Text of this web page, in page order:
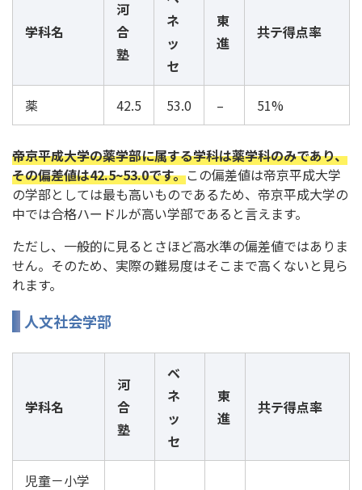
学科名
河
合
塾
ネ
ッ
セ
東
進
共テ得点率
薬 42.5 53.0 – 51%
帝京平成大学の薬学部に属する学科は薬学科のみであり、
その偏差値は42.5~53.0です。この偏差値は帝京平成大学
の学部としては最も高いものであるため、帝京平成大学の
中では合格ハードルが高い学部であると言えます。
ただし、一般的に見るとさほど高水準の偏差値ではありま
せん。そのため、実際の難易度はそこまで高くないと見ら
れます。
人文社会学部
学科名
河
合
塾
ベ
ネ
ッ
セ
東
進
共テ得点率
児童－小学